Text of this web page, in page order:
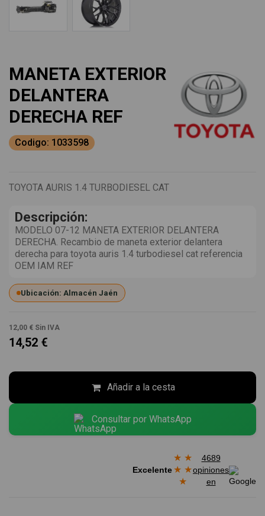
MANETA EXTERIOR
DELANTERA
DERECHA REF
Codigo: 1033598
TOYOTA AURIS 1.4 TURBODIESEL CAT
Descripción:
MODELO 07-12 MANETA EXTERIOR DELANTERA
DERECHA. Recambio de maneta exterior delantera
derecha para toyota auris 1.4 turbodiesel cat referencia
OEM IAM REF
Ubicación: Almacén Jaén
12,00 € Sin IVA
14,52 €
Añadir a la cesta
Consultar por WhatsApp
Excelente
★ ★
★ ★
★
4689
opiniones
en